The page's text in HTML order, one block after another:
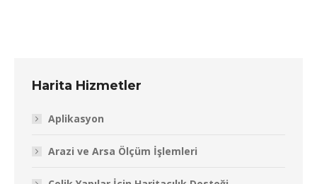
Harita Hizmetler
Aplikasyon
Arazi ve Arsa Ölçüm İşlemleri